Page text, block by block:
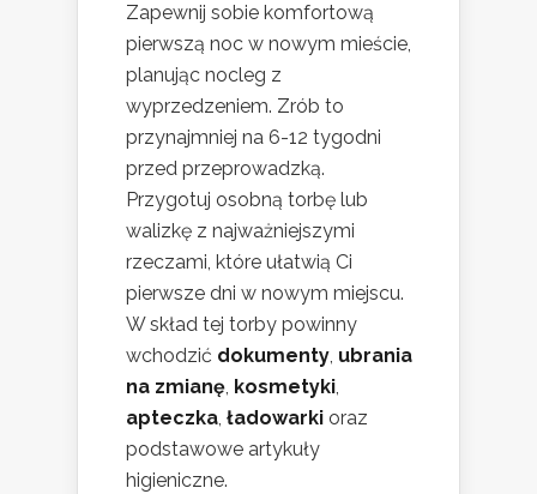
Zapewnij sobie komfortową
pierwszą noc w nowym mieście,
planując nocleg z
wyprzedzeniem. Zrób to
przynajmniej na 6-12 tygodni
przed przeprowadzką.
Przygotuj osobną torbę lub
walizkę z najważniejszymi
rzeczami, które ułatwią Ci
pierwsze dni w nowym miejscu.
W skład tej torby powinny
wchodzić dokumenty, ubrania
na zmianę, kosmetyki,
apteczka, ładowarki oraz
podstawowe artykuły
higieniczne.